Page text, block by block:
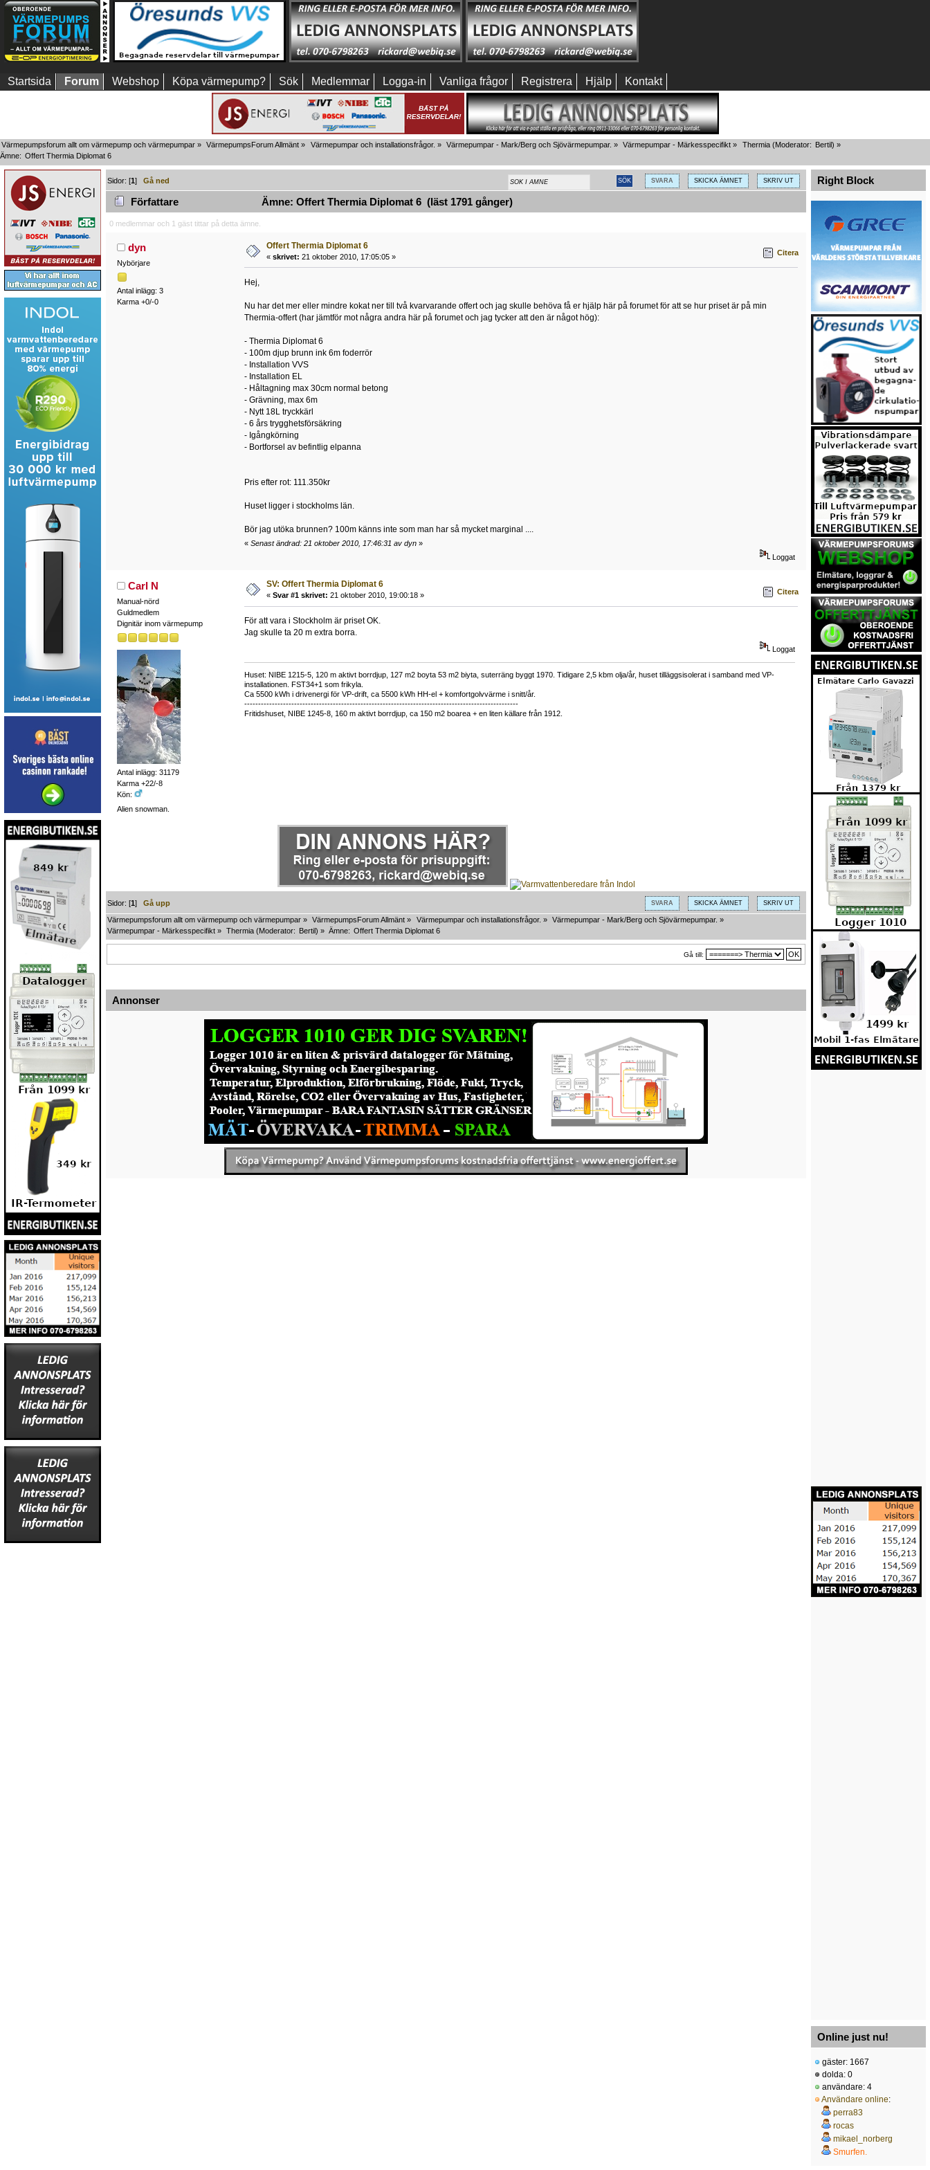
Startsida Forum Webshop Köpa värmepump? Sök Medlemmar Logga-in Vanliga frågor Registrera Hjälp Kontakt
Värmepumpsforum allt om värmepump och värmepumpar » VärmepumpsForum Allmänt » Värmepumpar och installationsfrågor. » Värmepumpar - Mark/Berg och Sjövärmepumpar. » Värmepumpar - Märkesspecifikt » Thermia(Moderator: Bertil) »
Ämne: Offert Thermia Diplomat 6
SVARA SKICKA ÄMNET SKRIV UT
Sidor: [1]Gå ned
Författare Ämne: Offert Thermia Diplomat 6 (läst 1791 gånger)
0 medlemmar och 1 gäst tittar på detta ämne.
dyn
Nybörjare
Antal inlägg: 3
Karma +0/-0
Offert Thermia Diplomat 6
« skrivet: 21 oktober 2010, 17:05:05 » Citera
Hej,
Nu har det mer eller mindre kokat ner till två kvarvarande offert och jag skulle behöva få er hjälp här på forumet för att se hur priset är på min
Thermia-offert (har jämtför mot några andra här på forumet och jag tycker att den är något hög):
- Thermia Diplomat 6
- 100m djup brunn ink 6m foderrör
- Installation VVS
- Installation EL
- Håltagning max 30cm normal betong
- Grävning, max 6m
- Nytt 18L tryckkärl
- 6 års trygghetsförsäkring
- Igångkörning
- Bortforsel av befintlig elpanna
Pris efter rot: 111.350kr
Huset ligger i stockholms län.
Bör jag utöka brunnen? 100m känns inte som man har så mycket marginal ....
« Senast ändrad: 21 oktober 2010, 17:46:31 av dyn»
Loggat
Carl N
Manual-nörd
Guldmedlem
Dignitär inom värmepump
Antal inlägg: 31179
Karma +22/-8
Kön:
Alien snowman.
SV: Offert Thermia Diplomat 6
« Svar #1 skrivet: 21 oktober 2010, 19:00:18 » Citera
För att vara i Stockholm är priset OK.
Jag skulle ta 20 m extra borra.
Loggat
Huset: NIBE 1215-5, 120 m aktivt borrdjup, 127 m2 boyta 53 m2 biyta, suterräng byggt 1970. Tidigare 2,5 kbm olja/år, huset tilläggsisolerat i samband med VP-
installationen. FST34+1 som frikyla.
Ca 5500 kWh i drivenergi för VP-drift, ca 5500 kWh HH-el + komfortgolvvärme i snitt/år.
---------------------------------------------------------------------------------------------------
Fritidshuset, NIBE 1245-8, 160 m aktivt borrdjup, ca 150 m2 boarea + en liten källare från 1912.
SVARA SKICKA ÄMNET SKRIV UT
Sidor: [1]Gå upp
Värmepumpsforum allt om värmepump och värmepumpar » VärmepumpsForum Allmänt » Värmepumpar och installationsfrågor. » Värmepumpar - Mark/Berg och Sjövärmepumpar. »
Värmepumpar - Märkesspecifikt » Thermia (Moderator: Bertil) » Ämne: Offert Thermia Diplomat 6
Gå till:
Annonser
Right Block
Online just nu!
gäster: 1667
dolda: 0
användare: 4
Användare online:
perra83
rocas
mikael_norberg
Smurfen.